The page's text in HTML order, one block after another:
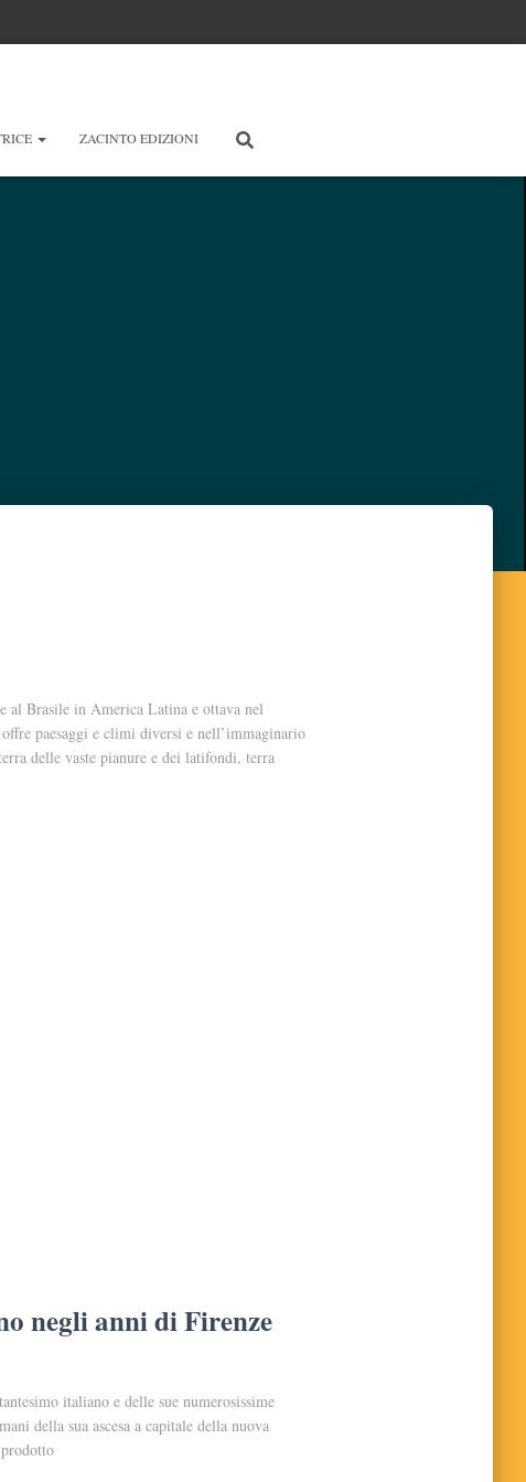
ZACINTO EDIZIONI
al Brasile in America Latina e ottava nel
paesaggi e climi diversi e nell’immaginario
delle vaste pianure e dei latifondi, terra
negli anni di Firenze
italiano e delle sue numerosissime
della sua ascesa a capitale della nuova